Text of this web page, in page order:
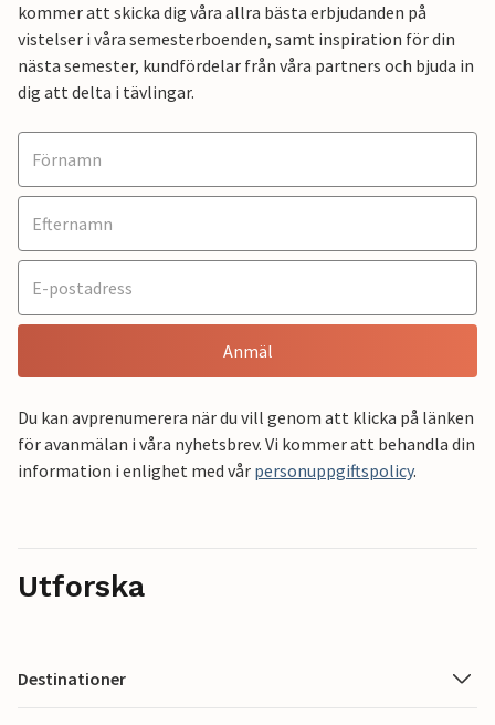
kommer att skicka dig våra allra bästa erbjudanden på
vistelser i våra semesterboenden, samt inspiration för din
nästa semester, kundfördelar från våra partners och bjuda in
dig att delta i tävlingar.
Anmäl
Du kan avprenumerera när du vill genom att klicka på länken
för avanmälan i våra nyhetsbrev. Vi kommer att behandla din
information i enlighet med vår personuppgiftspolicy.
Utforska
Destinationer